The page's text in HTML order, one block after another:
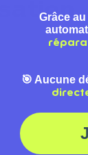
Grâce
🎯 Aucune